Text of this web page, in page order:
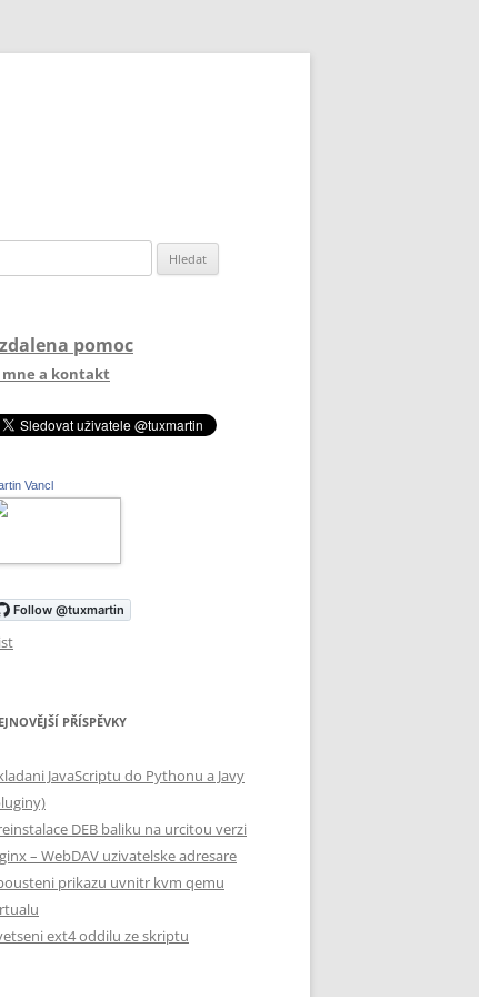
pomoc
mne a kontakt
Vancl
PŘÍSPĚVKY
JavaScriptu do Pythonu a Javy
DEB baliku na urcitou verzi
– WebDAV uzivatelske adresare
prikazu uvnitr kvm qemu
ext4 oddilu ze skriptu